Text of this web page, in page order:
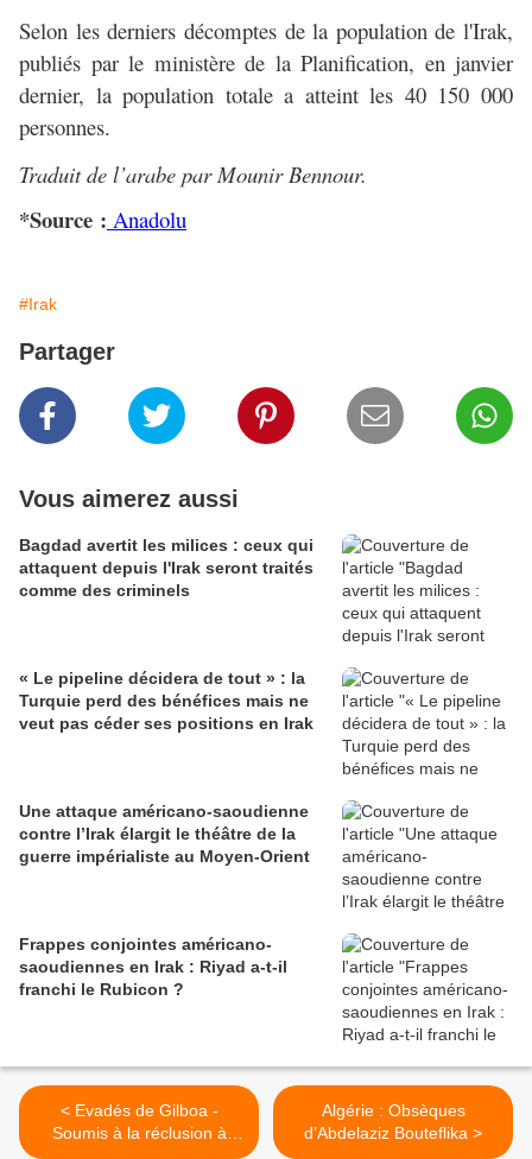
Selon les derniers décomptes de la population de l'Irak,
publiés par le ministère de la Planification, en janvier
dernier, la population totale a atteint les 40 150 000
personnes.
Traduit de l’arabe par Mounir Bennour.
*Source : Anadolu
#Irak
Partager
Vous aimerez aussi
Bagdad avertit les milices : ceux qui
attaquent depuis l'Irak seront traités
comme des criminels
« Le pipeline décidera de tout » : la
Turquie perd des bénéfices mais ne
veut pas céder ses positions en Irak
Une attaque américano-saoudienne
contre l’Irak élargit le théâtre de la
guerre impérialiste au Moyen-Orient
Frappes conjointes américano-
saoudiennes en Irak : Riyad a-t-il
franchi le Rubicon ?
< Evadés de Gilboa -
Soumis à la réclusion à
Algérie : Obsèques
d’Abdelaziz Bouteflika >